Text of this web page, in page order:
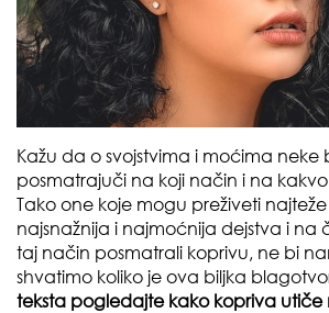
Kažu da o svojstvima i moćima neke
posmatrajuči na koji način i na
Tako one koje mogu preživeti
najsnažnija i najmoćnija dejstva i na
taj način posmatrali koprivu, ne bi
shvatimo koliko je ova biljka
teksta pogledajte kako kopriva utiče